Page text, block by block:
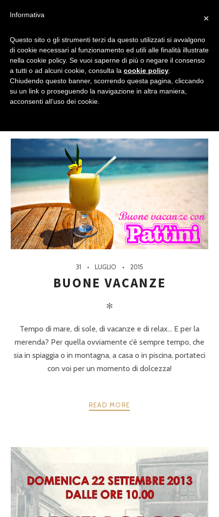
EVENTI
Categorie
31 LUGLIO 2015
BUONE VACANZE
✻
Tempo di mare, di sole, di vacanze e di relax… E per la
merenda? Per quella ovviamente c’è sempre tempo, che
sia in spiaggia o in montagna, a casa o in piscina, portateci
con voi per un momento di dolcezza!
READ MORE
×
Informativa
Questo sito o gli strumenti terzi da questo utilizzati si avvalgono
di cookie necessari al funzionamento ed utili alle finalità illustrate
nella cookie policy. Se vuoi saperne di più o negare il consenso
a tutti o ad alcuni cookie, consulta la cookie policy
Chiudendo questo banner, scorrendo questa pagina, cliccando
su un link o proseguendo la navigazione in altra maniera,
acconsenti all’uso dei cookie.